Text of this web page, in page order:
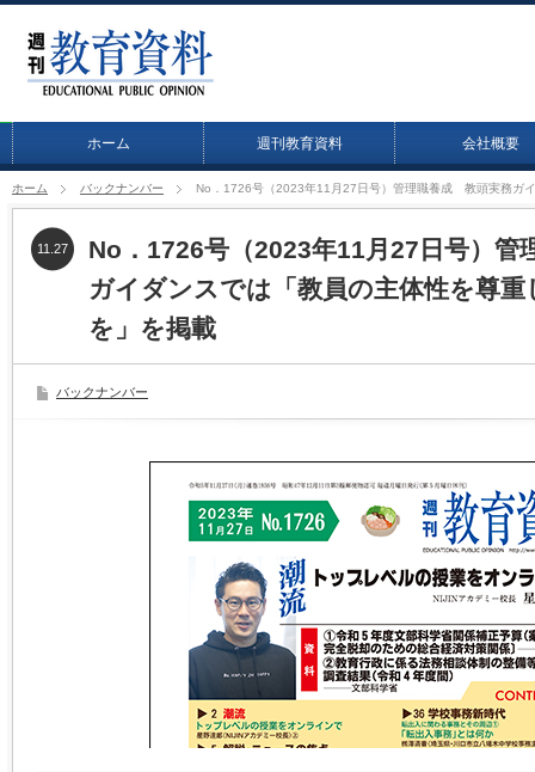
ホーム 週刊教育資料 会社概要
ホーム バックナンバー No．1726号（2023年11月27日号）管理職養成 教頭実務ガ
No．1726号（2023年11月27日号）
ガイダンスでは「教員の主体性を尊重
を」を掲載
11.27
バックナンバー